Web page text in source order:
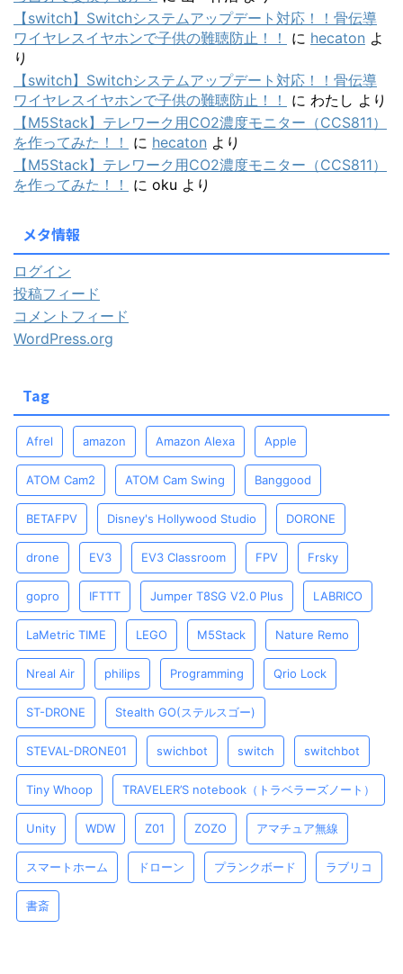
【switch】Switchシステムアップデート対応！！骨伝導
ワイヤレスイヤホンで子供の難聴防止！！
に hecaton よ
り
【switch】Switchシステムアップデート対応！！骨伝導
ワイヤレスイヤホンで子供の難聴防止！！
に わたし より
【M5Stack】テレワーク用CO2濃度モニター（CCS811）
を作ってみた！！
に hecaton より
【M5Stack】テレワーク用CO2濃度モニター（CCS811）
を作ってみた！！
に oku より
メタ情報
ログイン
投稿フィード
コメントフィード
WordPress.org
Tag
Afrel amazon Amazon Alexa Apple
ATOM Cam2 ATOM Cam Swing Banggood
BETAFPV Disney's Hollywood Studio DORONE
drone EV3 EV3 Classroom FPV Frsky
gopro IFTTT Jumper T8SG V2.0 Plus LABRICO
LaMetric TIME LEGO M5Stack Nature Remo
Nreal Air philips Programming Qrio Lock
ST-DRONE Stealth GO(ステルスゴー)
STEVAL-DRONE01 swichbot switch switchbot
Tiny Whoop TRAVELER’S notebook（トラベラーズノート）
Unity WDW Z01 ZOZO アマチュア無線
スマートホーム ドローン プランクボード ラブリコ
書斎